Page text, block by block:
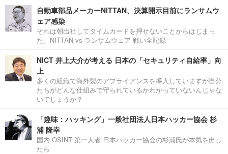
自動車部品メーカーNITTAN、決算開示目前にランサムウ
ェア感染
それは朝出社してタイムカードを押せないことからはじまっ
た。NITTAN vs ランサムウェア 戦い全記録
NICT 井上大介が考える 日本の「セキュリティ自給率」向
上
多くの組織で海外製のアプライアンスを導入していますが自分
たちがどんな仕組みで守られているかわかっていないんじゃな
いでしょうか？
「趣味：ハッキング」一般社団法人日本ハッカー協会 杉
浦 隆幸
国内 OSINT 第一人者 日本ハッカー協会の杉浦氏が本気を出し
たら